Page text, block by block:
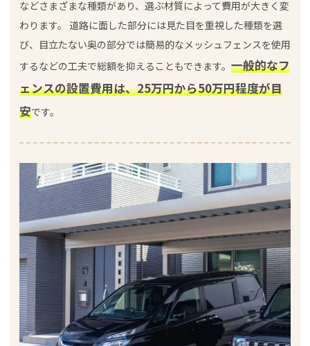
などさまざまな種類があり、選ぶ材質によって費用が大きく変
わります。 道路に面した部分には見た目を重視した種類を選
び、目立たない奥の部分では簡易的なメッシュフェンスを使用
するなどの工夫で総額を抑えることもできます。 一般的なフ
ェンスの設置費用は、25万円から50万円程度が目
安です。